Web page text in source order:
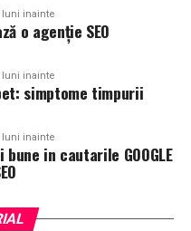
luni inainte
o agenție SEO
luni inainte
simptome timpurii
luni inainte
in cautarile GOOGLE